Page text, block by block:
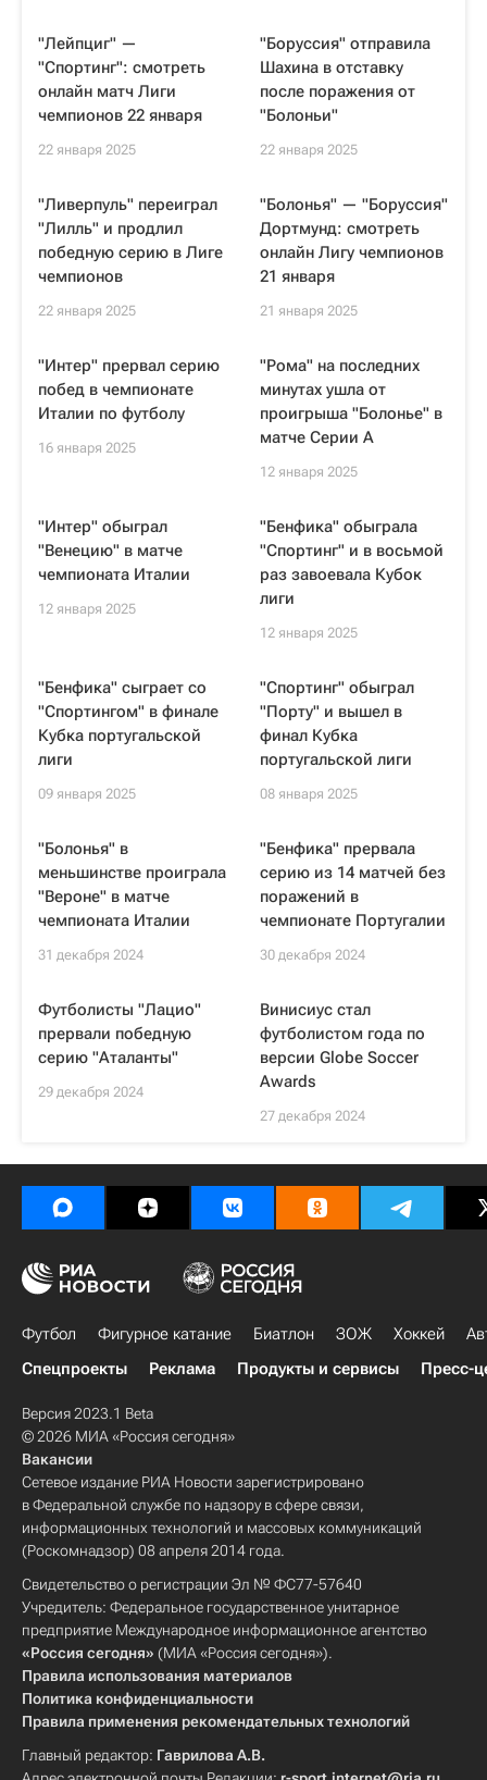
"Лейпциг" —
"Спортинг": смотреть
онлайн матч Лиги
чемпионов 22 января
22 января 2025
"Боруссия" отправила
Шахина в отставку
после поражения от
"Болоньи"
22 января 2025
"Ливерпуль" переиграл
"Лилль" и продлил
победную серию в Лиге
чемпионов
22 января 2025
"Болонья" — "Боруссия"
Дортмунд: смотреть
онлайн Лигу чемпионов
21 января
21 января 2025
"Интер" прервал серию
побед в чемпионате
Италии по футболу
16 января 2025
"Рома" на последних
минутах ушла от
проигрыша "Болонье" в
матче Серии А
12 января 2025
"Интер" обыграл
"Венецию" в матче
чемпионата Италии
12 января 2025
"Бенфика" обыграла
"Спортинг" и в восьмой
раз завоевала Кубок
лиги
12 января 2025
"Бенфика" сыграет со
"Спортингом" в финале
Кубка португальской
лиги
09 января 2025
"Спортинг" обыграл
"Порту" и вышел в
финал Кубка
португальской лиги
08 января 2025
"Болонья" в
меньшинстве проиграла
"Вероне" в матче
чемпионата Италии
31 декабря 2024
"Бенфика" прервала
серию из 14 матчей без
поражений в
чемпионате Португалии
30 декабря 2024
Футболисты "Лацио"
прервали победную
серию "Аталанты"
29 декабря 2024
Винисиус стал
футболистом года по
версии Globe Soccer
Awards
27 декабря 2024
Футбол Фигурное катание Биатлон ЗОЖ Хоккей
Спецпроекты
Реклама Продукты и сервисы Пресс-
Версия 2023.1 Beta
© 2026 МИА «Россия сегодня»
Вакансии
Сетевое издание РИА Новости зарегистрировано
в Федеральной службе по надзору в сфере связи,
информационных технологий и массовых коммуникаций
(Роскомнадзор) 08 апреля 2014 года.
Свидетельство о регистрации Эл № ФС77-57640
Учредитель: Федеральное государственное унитарное
предприятие Международное информационное агентство
«Россия сегодня» (МИА «Россия сегодня»).
Правила использования материалов
Политика конфиденциальности
Правила применения рекомендательных технологий
Главный редактор: Гаврилова А.В.